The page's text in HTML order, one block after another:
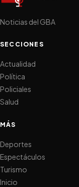
Noticias del GBA
SECCIONES
Actualidad
Política
Policiales
Salud
MÁS
Deportes
Espectáculos
Turismo
Inicio